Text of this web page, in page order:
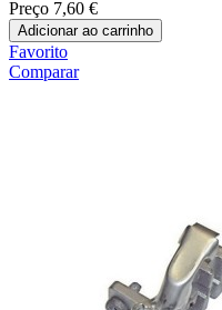
Preço 7,60 €
Adicionar ao carrinho
Favorito
Comparar